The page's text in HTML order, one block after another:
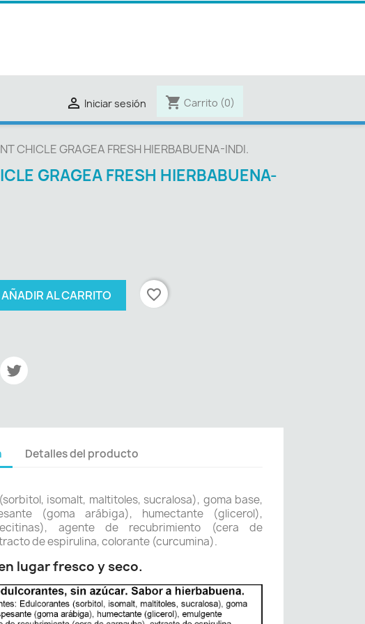
 Iniciar sesión shopping_cart Carrito (0)
CHICLE GRAGEA FRESH HIERBABUENA-INDI.
GRAGEA FRESH HIERBABUENA-
AÑADIR AL CARRITO favorite_border
Detalles del producto
isomalt, maltitoles, sucralosa), goma base,
(goma arábiga), humectante (glicerol),
agente de recubrimiento (cera de
de espirulina, colorante (curcumina).
lugar fresco y seco.